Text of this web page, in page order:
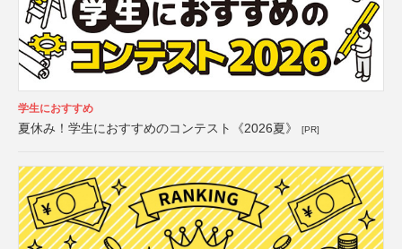
学生におすすめ
夏休み！学生におすすめのコンテスト《2026夏》 [PR]